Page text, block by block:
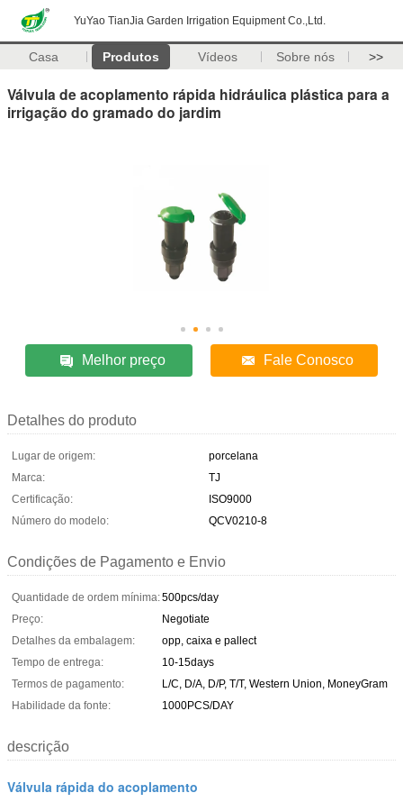
YuYao TianJia Garden Irrigation Equipment Co.,Ltd.
Casa Produtos Vídeos Sobre nós >>
Válvula de acoplamento rápida hidráulica plástica para a
irrigação do gramado do jardim
Melhor preço Fale Conosco
Detalhes do produto
Lugar de origem:
porcelana
Marca:
TJ
Certificação:
ISO9000
Número do modelo:
QCV0210-8
Condições de Pagamento e Envio
Quantidade de ordem mínima:500pcs/day
Preço:
Negotiate
Detalhes da embalagem:
opp, caixa e pallect
Tempo de entrega:
10-15days
Termos de pagamento:
L/C, D/A, D/P, T/T, Western Union, MoneyGram
Habilidade da fonte:
1000PCS/DAY
descrição
Válvula rápida do acoplamento